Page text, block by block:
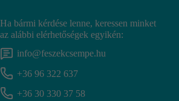
Ha bármi kérdése lenne, keressen minket
az alábbi elérhetőségek egyikén:
info@feszekcsempe.hu
+36 96 322 637
+36 30 330 37 58